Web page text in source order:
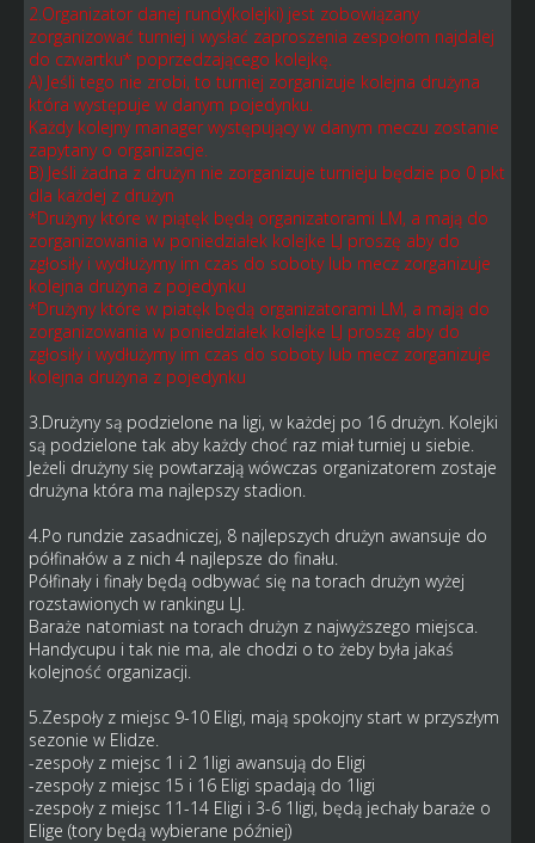
2.Organizator danej rundy(kolejki) jest zobowiązany
zorganizować turniej i wysłać zaproszenia zespołom najdalej
do czwartku* poprzedzającego kolejkę.
A) Jeśli tego nie zrobi, to turniej zorganizuje kolejna drużyna
która występuje w danym pojedynku.
Każdy kolejny manager występujący w danym meczu zostanie
zapytany o organizacje.
B) Jeśli żadna z drużyn nie zorganizuje turnieju będzie po 0 pkt
dla każdej z drużyn
*Drużyny które w piątęk będą organizatorami LM, a mają do
zorganizowania w poniedziałek kolejke LJ proszę aby do
zgłosiły i wydłużymy im czas do soboty lub mecz zorganizuje
kolejna drużyna z pojedynku
*Drużyny które w piatęk będą organizatorami LM, a mają do
zorganizowania w poniedziałek kolejke LJ proszę aby do
zgłosiły i wydłużymy im czas do soboty lub mecz zorganizuje
kolejna drużyna z pojedynku
3.Drużyny są podzielone na ligi, w każdej po 16 drużyn. Kolejki
są podzielone tak aby każdy choć raz miał turniej u siebie.
Jeżeli drużyny się powtarzają wówczas organizatorem zostaje
drużyna która ma najlepszy stadion.
4.Po rundzie zasadniczej, 8 najlepszych drużyn awansuje do
półfinałów a z nich 4 najlepsze do finału.
Półfinały i finały będą odbywać się na torach drużyn wyżej
rozstawionych w rankingu LJ.
Baraże natomiast na torach drużyn z najwyższego miejsca.
Handycupu i tak nie ma, ale chodzi o to żeby była jakaś
kolejność organizacji.
5.Zespoły z miejsc 9-10 Eligi, mają spokojny start w przyszłym
sezonie w Elidze.
-zespoły z miejsc 1 i 2 1ligi awansują do Eligi
-zespoły z miejsc 15 i 16 Eligi spadają do 1ligi
-zespoły z miejsc 11-14 Eligi i 3-6 1ligi, będą jechały baraże o
Elige (tory będą wybierane później)